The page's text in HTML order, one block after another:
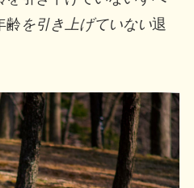
齢を引き上げていない退